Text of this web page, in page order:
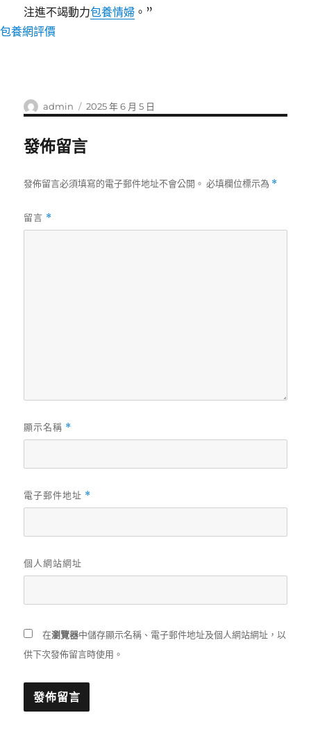
注進不竭動力包養情婦 。”
包養網評價
作
者
admin
發
佈
2025 年 6 月 5 日
發佈留言
發佈留言必須填寫的電子郵件地址不會公開。 必填欄位標示為 *
留言 *
顯示名稱 *
電子郵件地址 *
個人網站網址
在瀏覽器中儲存顯示名稱、電子郵件地址及個人網站網址，以
供下次發佈留言時使用。